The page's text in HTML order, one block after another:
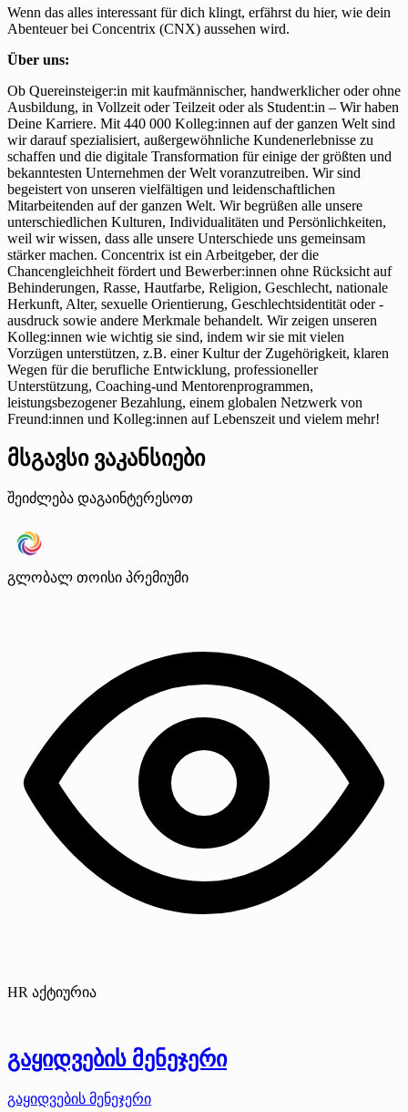
Wenn das alles interessant für dich klingt, erfährst du hier, wie dein
Abenteuer bei Concentrix (CNX) aussehen wird.
Über uns:
Ob Quereinsteiger:in mit kaufmännischer, handwerklicher oder ohne
Ausbildung, in Vollzeit oder Teilzeit oder als Student:in – Wir haben
Deine Karriere. Mit 440 000 Kolleg:innen auf der ganzen Welt sind
wir darauf spezialisiert, außergewöhnliche Kundenerlebnisse zu
schaffen und die digitale Transformation für einige der größten und
bekanntesten Unternehmen der Welt voranzutreiben. Wir sind
begeistert von unseren vielfältigen und leidenschaftlichen
Mitarbeitenden auf der ganzen Welt. Wir begrüßen alle unsere
unterschiedlichen Kulturen, Individualitäten und Persönlichkeiten,
weil wir wissen, dass alle unsere Unterschiede uns gemeinsam
stärker machen. Concentrix ist ein Arbeitgeber, der die
Chancengleichheit fördert und Bewerber:innen ohne Rücksicht auf
Behinderungen, Rasse, Hautfarbe, Religion, Geschlecht, nationale
Herkunft, Alter, sexuelle Orientierung, Geschlechtsidentität oder -
ausdruck sowie andere Merkmale behandelt. Wir zeigen unseren
Kolleg:innen wie wichtig sie sind, indem wir sie mit vielen
Vorzügen unterstützen, z.B. einer Kultur der Zugehörigkeit, klaren
Wegen für die berufliche Entwicklung, professioneller
Unterstützung, Coaching-und Mentorenprogrammen,
leistungsbezogener Bezahlung, einem globalen Netzwerk von
Freund:innen und Kolleg:innen auf Lebenszeit und vielem mehr!
მსგავსი ვაკანსიები
შეიძლება დაგაინტერესოთ
გლობალ თოისი პრემიუმი
HR აქტიურია
გაყიდვების მენეჯერი
გაყიდვების მენეჯერი